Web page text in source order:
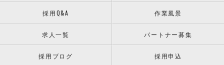
採用Q&A 作業風景
求人一覧 パートナー募集
採用ブログ 採用申込